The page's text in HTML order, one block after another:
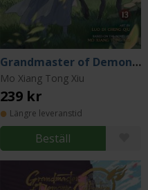
Grandmaster of Demonic Cultivation Vol 13
Mo Xiang Tong Xiu
239 kr
Längre leveranstid
Beställ